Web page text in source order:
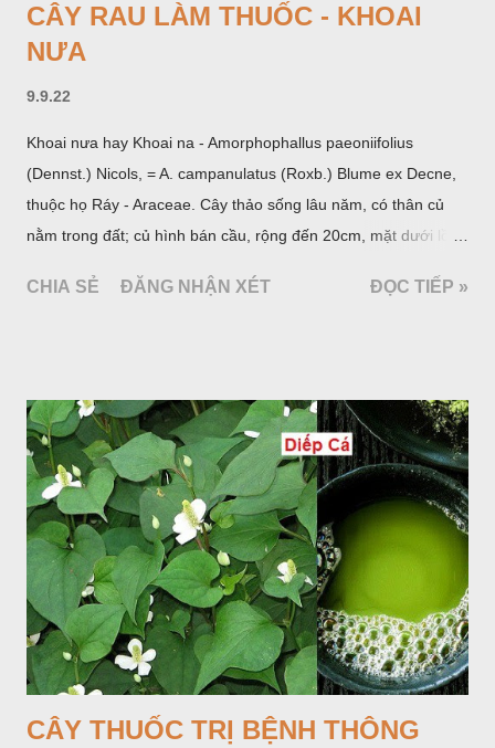
CÂY RAU LÀM THUỐC - KHOAI
NƯA
9.9.22
Khoai nưa hay Khoai na - Amorphophallus paeoniifolius
(Dennst.) Nicols, = A. campanulatus (Roxb.) Blume ex Decne,
thuộc họ Ráy - Araceae. Cây thảo sống lâu năm, có thân củ
nằm trong đất; củ hình bán cầu, rộng đến 20cm, mặt dưới lồi
quanh có 3-5 mấu lồi; vỏ củ màu nâu, thịt trắng vàng và cứng.
một mo to màu đỏ xanh có đốm trắng, mặt trong màu đỏ thẫm,
bao lấy một bong mo là một trục mang phần hoa cái ở dưới,
phần hoa đực ở trên. Khoai nưa phân bố ở Ấn độ, Myanma,
Trung quốc, Việt nam, Campuchia, Malaixia, Inđônêxia,
Philippin. Ở nước ta, khoai nưa mọc hoang rải rác ở khắp các
vùng rừng núi, được bà con nhiều địa phương đem về trồng từ
lâu đời ở trong vườn, quanh bờ ao, dọc hàng rào và trên các
đồi để làm thức ăn cho người và gia súc, gặp nhiều ở các tỉnh
Lạng s...
CHIA SẺ ĐĂNG NHẬN XÉT ĐỌC TIẾP »
CÂY THUỐC TRỊ BỆNH THÔNG